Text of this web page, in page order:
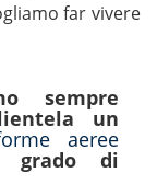
far vivere
sempre
un
aeree
di